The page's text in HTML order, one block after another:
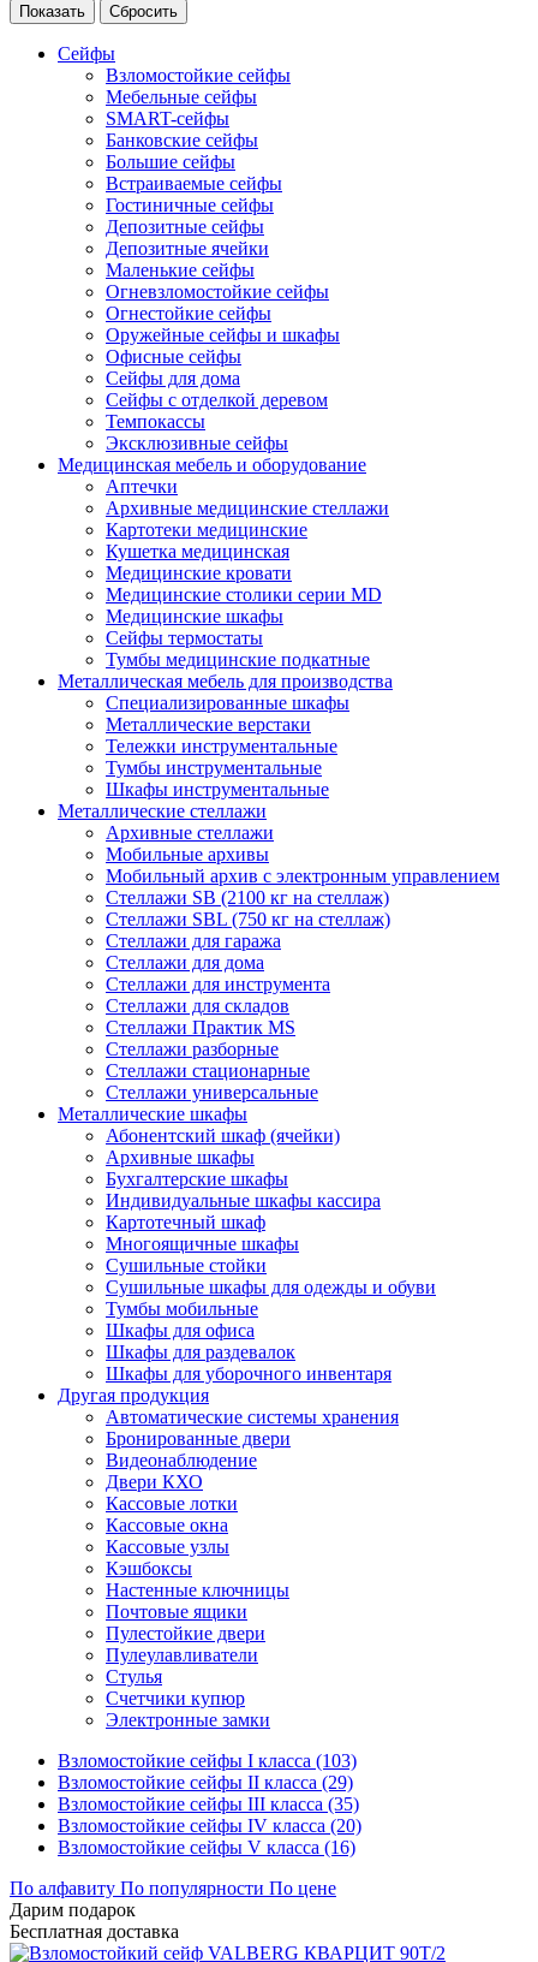
Сейфы
Взломостойкие сейфы
Мебельные сейфы
SMART-сейфы
Банковские сейфы
Большие сейфы
Встраиваемые сейфы
Гостиничные сейфы
Депозитные сейфы
Депозитные ячейки
Маленькие сейфы
Огневзломостойкие сейфы
Огнестойкие сейфы
Оружейные сейфы и шкафы
Офисные сейфы
Сейфы для дома
Сейфы с отделкой деревом
Темпокассы
Эксклюзивные сейфы
Медицинская мебель и оборудование
Аптечки
Архивные медицинские стеллажи
Картотеки медицинские
Кушетка медицинская
Медицинские кровати
Медицинские столики серии MD
Медицинские шкафы
Сейфы термостаты
Тумбы медицинские подкатные
Металлическая мебель для производства
Cпециализированные шкафы
Металлические верстаки
Тележки инструментальные
Тумбы инструментальные
Шкафы инструментальные
Металлические стеллажи
Архивные стеллажи
Мобильные архивы
Мобильный архив с электронным управлением
Стеллажи SB (2100 кг на стеллаж)
Стеллажи SBL (750 кг на стеллаж)
Стеллажи для гаража
Стеллажи для дома
Стеллажи для инструмента
Стеллажи для складов
Стеллажи Практик MS
Стеллажи разборные
Стеллажи стационарные
Стеллажи универсальные
Металлические шкафы
Абонентский шкаф (ячейки)
Архивные шкафы
Бухгалтерские шкафы
Индивидуальные шкафы кассира
Картотечный шкаф
Многоящичные шкафы
Сушильные стойки
Сушильные шкафы для одежды и обуви
Тумбы мобильные
Шкафы для офиса
Шкафы для раздевалок
Шкафы для уборочного инвентаря
Другая продукция
Автоматические системы хранения
Бронированные двери
Видеонаблюдение
Двери КХО
Кассовые лотки
Кассовые окна
Кассовые узлы
Кэшбоксы
Настенные ключницы
Почтовые ящики
Пулестойкие двери
Пулеулавливатели
Стулья
Счетчики купюр
Электронные замки
Взломостойкие сейфы I класса (103)
Взломостойкие сейфы II класса (29)
Взломостойкие сейфы III класса (35)
Взломостойкие сейфы IV класса (20)
Взломостойкие сейфы V класса (16)
По алфавиту По популярности По цене
Дарим подарок
Бесплатная доставка